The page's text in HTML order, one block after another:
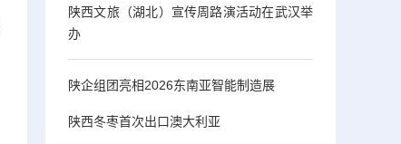
陕西文旅（湖北）宣传周路演活动在武汉举
办
陕企组团亮相2026东南亚智能制造展
陕西冬枣首次出口澳大利亚